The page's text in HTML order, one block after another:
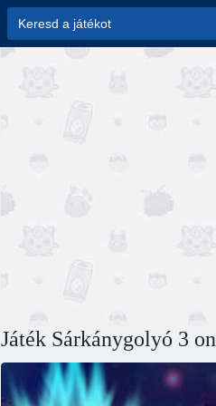
Játék Sárkánygolyó 3